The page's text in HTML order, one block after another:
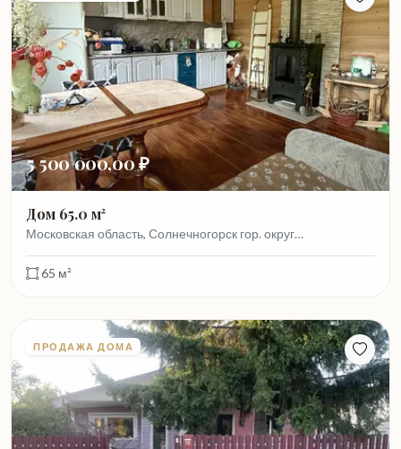
5 500 000,00 ₽
Дом 65.0 м²
Московская область, Солнечногорск гор. округ…
65 м²
ПРОДАЖА ДОМА